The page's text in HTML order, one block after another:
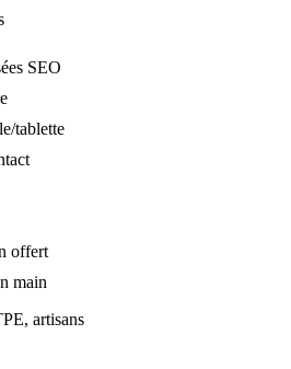
SEO
tablette
offert
main
artisans